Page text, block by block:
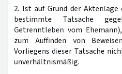
2. Ist auf Grund der Aktenlage
bestimmte Tatsache
Getrenntleben vom
zum Auffinden von
Vorliegens dieser Tatsache
unverhältnismäßig.